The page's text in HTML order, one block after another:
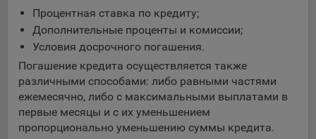
Процентная ставка по кредиту;
Дополнительные проценты и комиссии;
Условия досрочного погашения.
Погашение кредита осуществляется также
различными способами: либо равными частями
ежемесячно, либо с максимальными выплатами в
первые месяцы и с их уменьшением
пропорционально уменьшению суммы кредита.